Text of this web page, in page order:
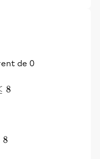
de 0
+ 2}{x} ≤ 8
8
\frac{2}{x} ≤ 8
8